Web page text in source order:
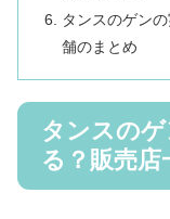
タンスのゲン
舗のまとめ
タンスの
る？販売店